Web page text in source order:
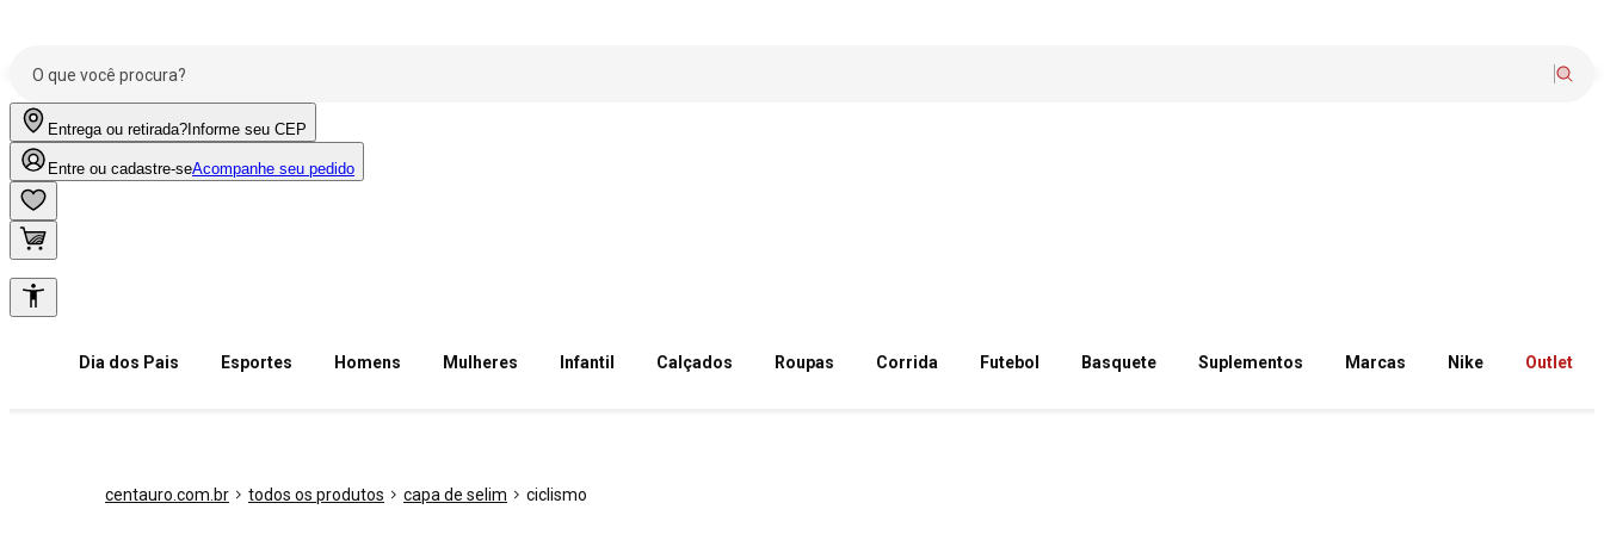
Entrega ou retirada? Informe seu CEP
Entre ou cadastre-seAcompanhe seu pedido
Dia dos Pais Esportes Homens Mulheres Infantil Calçados Roupas Corrida Futebol Basquete Suplementos Marcas Nike Outlet
centauro.com.br todos os produtos capa de selim ciclismo